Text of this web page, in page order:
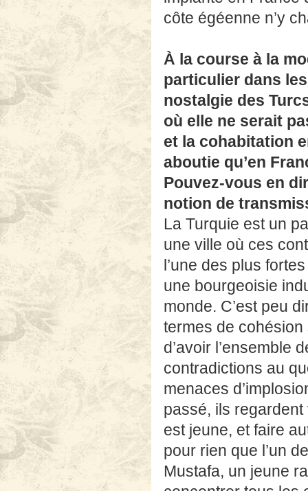
côte égéenne n’y
À la course à la
particulier dans
nostalgie des
où elle ne serait
et la cohabitation
aboutie qu’en
Pouvez-vous en
notion de
La Turquie est un
une ville où ces
l’une des plus
une bourgeoisie
monde. C’est peu
termes de
d’avoir l’ensemble
contradictions au
menaces
passé, ils
est jeune, et faire
pour rien que l’un
Mustafa, un jeune